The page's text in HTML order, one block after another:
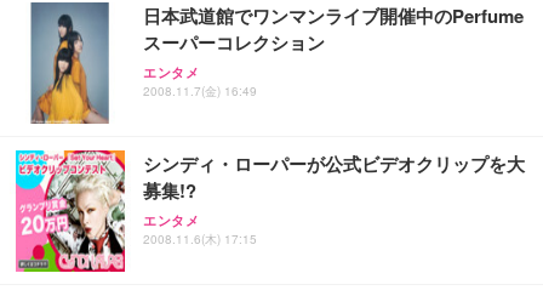
日本武道館でワンマンライブ開催中のPerfume
スーパーコレクション
エンタメ
2008.11.7(金) 16:49
シンディ・ローパーが公式ビデオクリップを大
募集!?
エンタメ
2008.11.6(木) 17:15